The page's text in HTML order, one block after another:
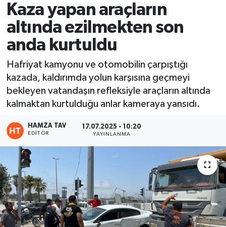
Kaza yapan araçların
altında ezilmekten son
anda kurtuldu
Hafriyat kamyonu ve otomobilin çarpıştığı
kazada, kaldırımda yolun karşısına geçmeyi
bekleyen vatandaşın refleksiyle araçların altında
kalmaktan kurtulduğu anlar kameraya yansıdı.
HAMZA TAV
EDITÖR
17.07.2025 - 10:20
YAYINLANMA
Spor
Siyaset
Eğitim
Teknoloji
Asayiş
Resmi İlan
Haber Arşivi